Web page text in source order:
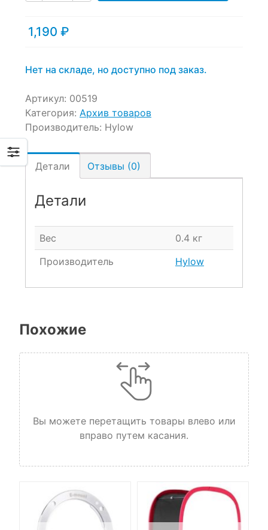
1,190 ₽
Нет на складе, но доступно под заказ.
Артикул: 00519
Категория: Архив товаров
Производитель: Hylow
Детали Отзывы (0)
Детали
Вес
0.4 кг
Производитель
Hylow
Похожие
Вы можете перетащить товары влево или
вправо путем касания.